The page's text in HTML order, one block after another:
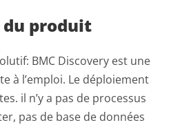
produit
BMC Discovery est une
à l’emploi. Le déploiement
il n’y a pas de processus
pas de base de données